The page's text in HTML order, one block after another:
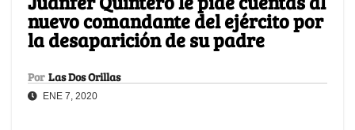
nuevo comandante del ejército por
la desaparición de su padre
Por Las Dos Orillas
ENE 7, 2020